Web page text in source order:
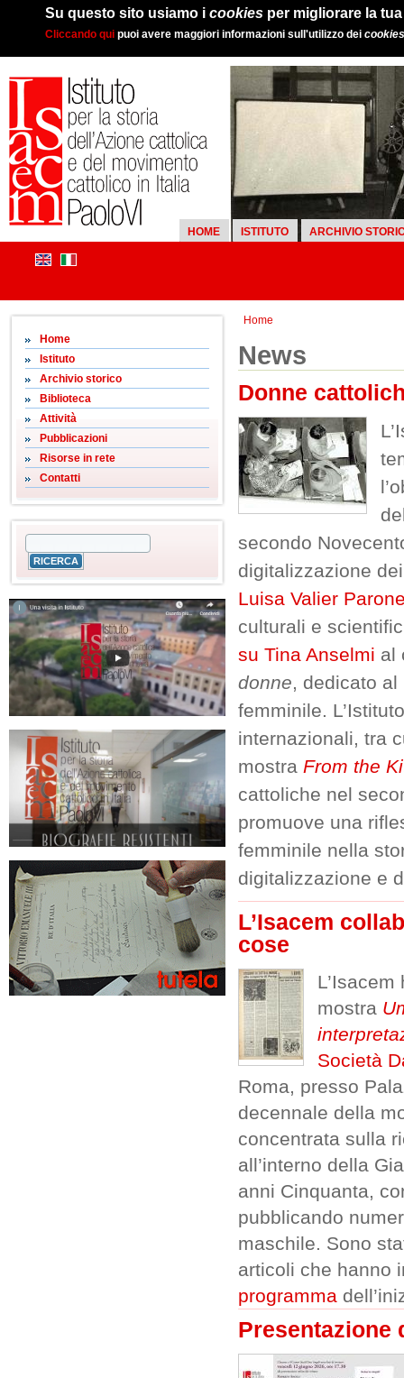
Su questo sito usiamo i cookies per migliorare la
Cliccando qui puoi avere maggiori informazioni sull'utilizzo dei cookies
HOME ISTITUTO ARCHIVIO
Home
Home
Istituto
Archivio storico
Biblioteca
Attività
Pubblicazioni
Risorse in rete
Contatti
News
Donne
secondo
digitalizzazione
Luisa Valier
culturali e
su Tina Anselmi al
donne, dedicato
femminile.
internazionali, tra
mostra From the
cattoliche nel
promuove una
femminile nella
digitalizzazione e
L’Isacem
cose
mostra
Società
Roma, presso
decennale della
concentrata sulla
all’interno della
anni Cinquanta,
pubblicando
maschile. Sono
articoli che hanno
programma
Presentazione